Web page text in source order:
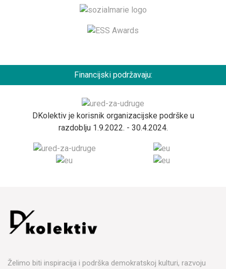
Financijski podržavaju:
DKolektiv je korisnik organizacijske podrške u
razdoblju 1.9.2022. - 30.4.2024.
Želimo biti inspiracija i podrška demokratskoj kulturi, razvoju